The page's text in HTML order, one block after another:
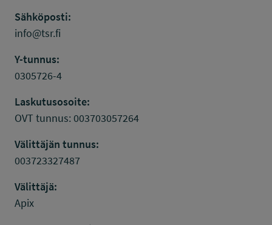
Sähköposti:
info@tsr.fi
Y-tunnus:
0305726-4
Laskutusosoite:
OVT tunnus: 003703057264
Välittäjän tunnus:
003723327487
Välittäjä:
Apix